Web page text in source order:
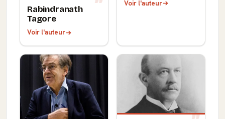
Rabindranath
Tagore
Voir l'auteur
Voir l'auteur